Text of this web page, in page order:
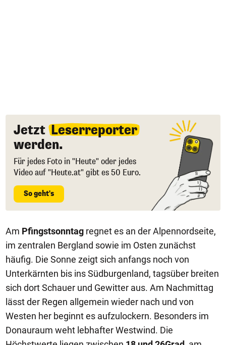
Jetzt Leserreporter
werden.
Für jedes Foto in "Heute" oder jedes
Video auf "Heute.at" gibt es 50 Euro.
So geht's
Am Pfingstsonntag regnet es an der Alpennordseite,
im zentralen Bergland sowie im Osten zunächst
häufig. Die Sonne zeigt sich anfangs noch von
Unterkärnten bis ins Südburgenland, tagsüber breiten
sich dort Schauer und Gewitter aus. Am Nachmittag
lässt der Regen allgemein wieder nach und von
Westen her beginnt es aufzulockern. Besonders im
Donauraum weht lebhafter Westwind. Die